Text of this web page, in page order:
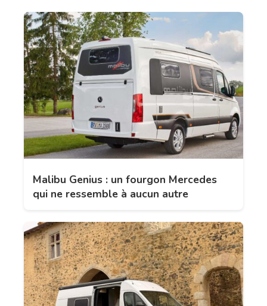
Malibu Genius : un fourgon Mercedes
qui ne ressemble à aucun autre